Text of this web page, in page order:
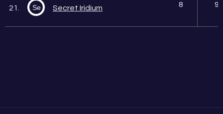
21. Se Secret Iridium 8 9